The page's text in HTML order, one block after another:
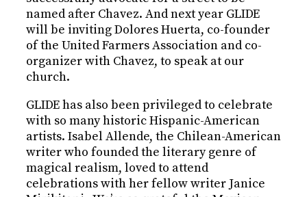
named after Chavez. And next year GLIDE
will be inviting Dolores Huerta, co-founder
of the United Farmers Association and co-
organizer with Chavez, to speak at our
church.
GLIDE has also been privileged to celebrate
with so many historic Hispanic-American
artists. Isabel Allende, the Chilean-American
writer who founded the literary genre of
magical realism, loved to attend
celebrations with her fellow writer Janice